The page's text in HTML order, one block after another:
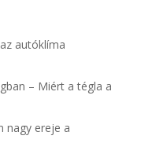
autóklíma
– Miért a tégla a
nagy ereje a